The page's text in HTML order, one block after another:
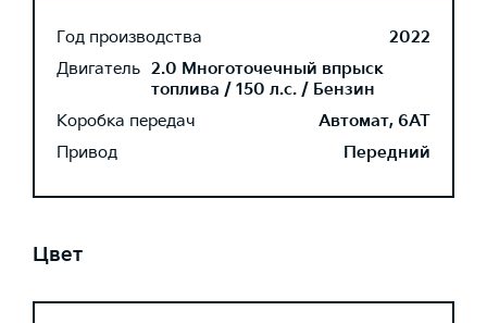
Год производства
2022
Двигатель 2.0 Многоточечный впрыск
топлива / 150 л.с. / Бензин
Коробка передач
Автомат, 6AT
Привод
Передний
Цвет